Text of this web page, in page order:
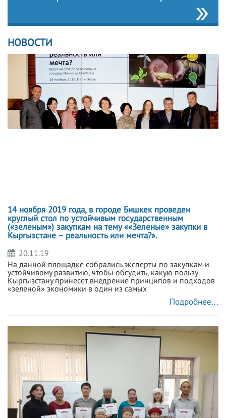
НОВОСТИ
14 ноября 2019 года, в городе Бишкек проведен
круглый стол по устойчивым государственным
(«зеленым») закупкам на тему ««Зеленые» закупки в
Кыргызстане – реальность или мечта?».
20.11.19
На данной площадке собрались эксперты по закупкам и
устойчивому развитию, чтобы обсудить, какую пользу
Кыргызстану принесет внедрение принципов и подходов
«зеленой» экономики в один из самых
Подробнее...